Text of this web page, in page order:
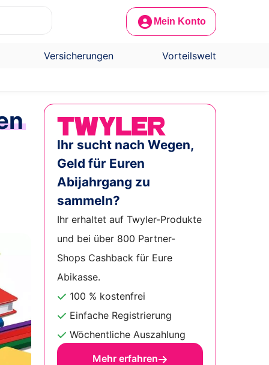
Mein Konto
Versicherungen Vorteilswelt
Ihr sucht nach Wegen,
Geld für Euren
Abijahrgang zu
sammeln?
Ihr erhaltet auf Twyler-Produkte
und bei über 800 Partner-
Shops Cashback für Eure
Abikasse.
100 % kostenfrei
Einfache Registrierung
Wöchentliche Auszahlung
Mehr erfahren